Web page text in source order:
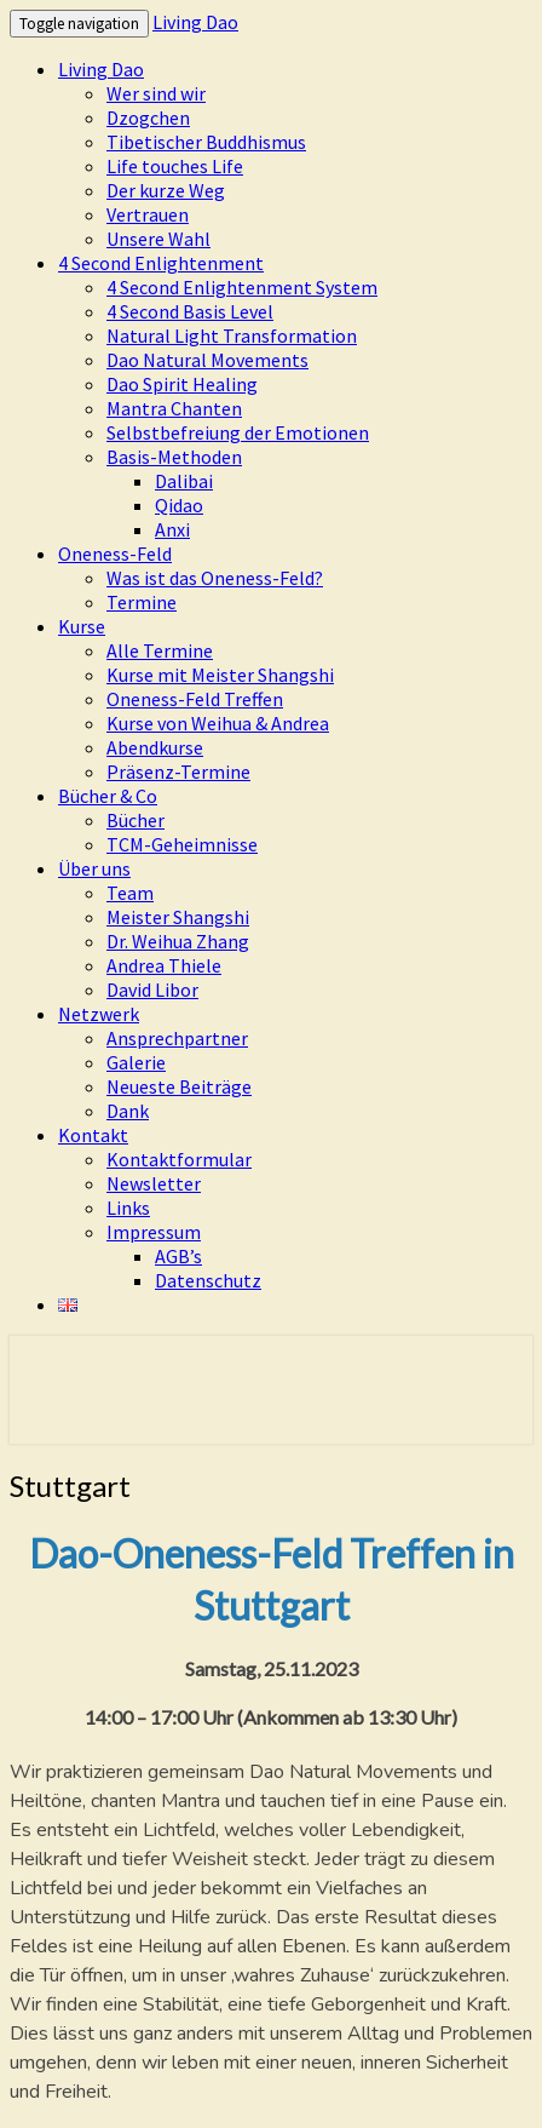
Toggle navigation
Living Dao
Living Dao
Wer sind wir
Dzogchen
Tibetischer Buddhismus
Life touches Life
Der kurze Weg
Vertrauen
Unsere Wahl
4 Second Enlightenment
4 Second Enlightenment System
4 Second Basis Level
Natural Light Transformation
Dao Natural Movements
Dao Spirit Healing
Mantra Chanten
Selbstbefreiung der Emotionen
Basis-Methoden
Dalibai
Qidao
Anxi
Oneness-Feld
Was ist das Oneness-Feld?
Termine
Kurse
Alle Termine
Kurse mit Meister Shangshi
Oneness-Feld Treffen
Kurse von Weihua & Andrea
Abendkurse
Präsenz-Termine
Bücher & Co
Bücher
TCM-Geheimnisse
Über uns
Team
Meister Shangshi
Dr. Weihua Zhang
Andrea Thiele
David Libor
Netzwerk
Ansprechpartner
Galerie
Neueste Beiträge
Dank
Kontakt
Kontaktformular
Newsletter
Links
Impressum
AGB’s
Datenschutz
Stuttgart
Stuttgart
Dao-Oneness-Feld Treffen in
Stuttgart
Samstag,25.11.2023
14:00 – 17:00 Uhr (Ankommen ab 13:30 Uhr)
Wir praktizieren gemeinsam Dao Natural Movements und
Heiltöne, chanten Mantra und tauchen tief in eine Pause ein.
Es entsteht ein Lichtfeld, welches voller Lebendigkeit,
Heilkraft und tiefer Weisheit steckt. Jeder trägt zu diesem
Lichtfeld bei und jeder bekommt ein Vielfaches an
Unterstützung und Hilfe zurück. Das erste Resultat dieses
Feldes ist eine Heilung auf allen Ebenen. Es kann außerdem
die Tür öffnen, um in unser ‚wahres Zuhause‘ zurückzukehren.
Wir finden eine Stabilität, eine tiefe Geborgenheit und Kraft.
Dies lässt uns ganz anders mit unserem Alltag und Problemen
umgehen, denn wir leben mit einer neuen, inneren Sicherheit
und Freiheit.